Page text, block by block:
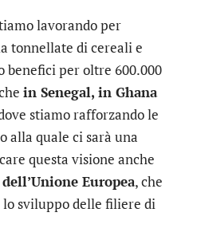
lavorando per
tonnellate di cereali e
benefici per oltre 600.000
in Senegal, in Ghana
stiamo rafforzando le
alla quale ci sarà una
questa visione anche
Europea, che
sviluppo delle filiere di